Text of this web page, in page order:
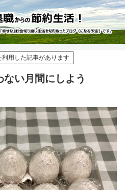
用した記事があります
ない月間にしよう